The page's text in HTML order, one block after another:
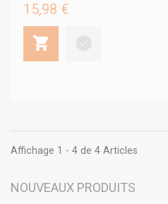
15,98 €
Affichage 1 - 4 de 4 Articles
NOUVEAUX PRODUITS